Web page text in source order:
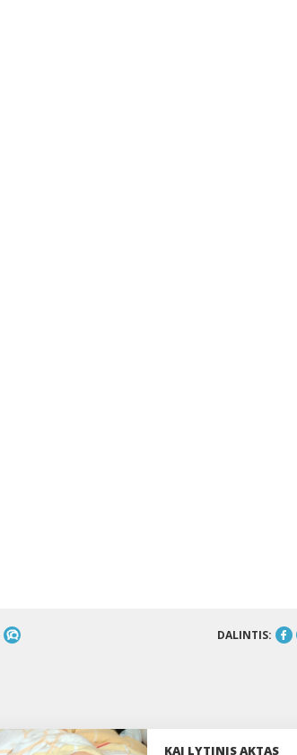
DALINTIS:
KAI LYTINIS AKTAS